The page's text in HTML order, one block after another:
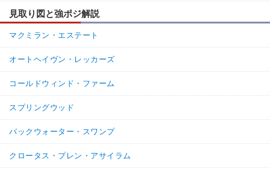
見取り図と強ポジ解説
マクミラン・エステート
オートヘイヴン・レッカーズ
コールドウィンド・ファーム
スプリングウッド
バックウォーター・スワンプ
クロータス・プレン・アサイラム